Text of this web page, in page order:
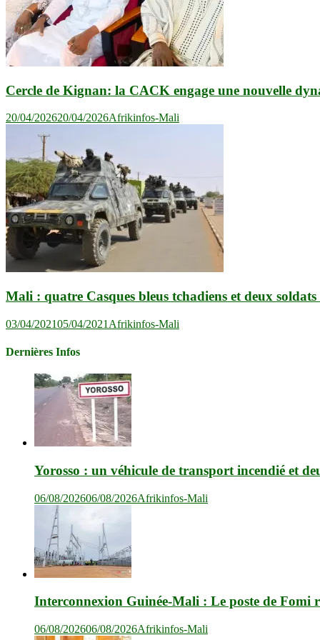
Cercle de Kignan: la CACK engage une nouvelle
20/04/202620/04/2026Afrikinfos-Mali
Mali : quatre Casques bleus tchadiens et deux soldats
03/04/202105/04/2021 Afrikinfos-Mali
Dernières Infos
Yorosso : un véhicule de transport incendié et
06/08/202606/08/2026Afrikinfos-Mali
Interconnexion Guinée-Mali : Le poste de Fomi
06/08/202606/08/2026Afrikinfos-Mali